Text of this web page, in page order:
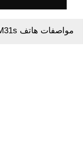
مواصفات هاتف Samsung Galaxy M31s